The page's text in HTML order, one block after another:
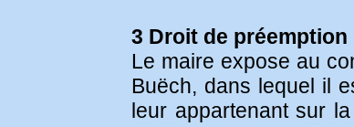
3 Droit de préemption
Le maire expose au
Buëch, dans lequel il
leur appartenant sur